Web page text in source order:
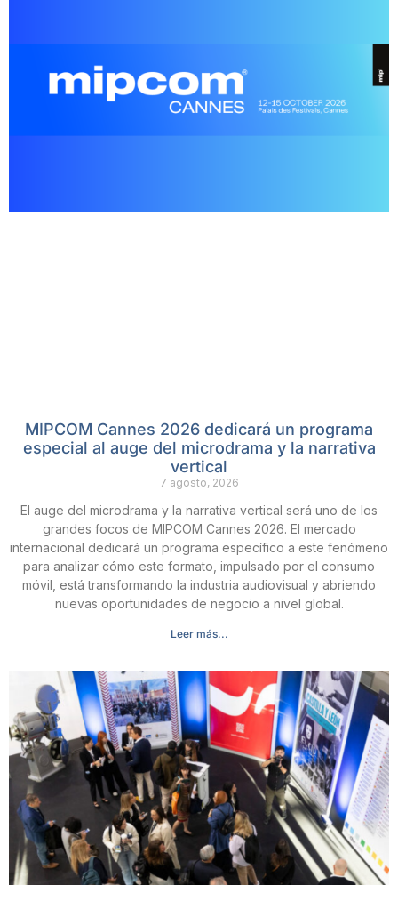
MIPCOM Cannes 2026 dedicará un programa
especial al auge del microdrama y la narrativa
vertical
7 agosto, 2026
El auge del microdrama y la narrativa vertical será uno de los
grandes focos de MIPCOM Cannes 2026. El mercado
internacional dedicará un programa específico a este fenómeno
para analizar cómo este formato, impulsado por el consumo
móvil, está transformando la industria audiovisual y abriendo
nuevas oportunidades de negocio a nivel global.
Leer más...